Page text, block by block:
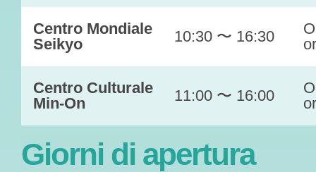
Centro Mondiale
Seikyo
10:30 〜 16:30
Centro Culturale
Min-On
11:00 〜 16:00
Giorni di apertura